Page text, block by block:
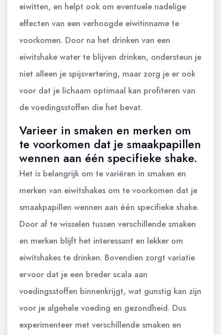
eiwitten, en helpt ook om eventuele nadelige
effecten van een verhoogde eiwitinname te
voorkomen. Door na het drinken van een
eiwitshake water te blijven drinken, ondersteun je
niet alleen je spijsvertering, maar zorg je er ook
voor dat je lichaam optimaal kan profiteren van
de voedingsstoffen die het bevat.
Varieer in smaken en merken om
te voorkomen dat je smaakpapillen
wennen aan één specifieke shake.
Het is belangrijk om te variëren in smaken en
merken van eiwitshakes om te voorkomen dat je
smaakpapillen wennen aan één specifieke shake.
Door af te wisselen tussen verschillende smaken
en merken blijft het interessant en lekker om
eiwitshakes te drinken. Bovendien zorgt variatie
ervoor dat je een breder scala aan
voedingsstoffen binnenkrijgt, wat gunstig kan zijn
voor je algehele voeding en gezondheid. Dus
experimenteer met verschillende smaken en